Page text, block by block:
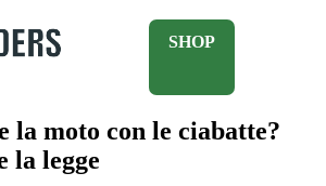
SHOP
la moto con le ciabatte?
la legge